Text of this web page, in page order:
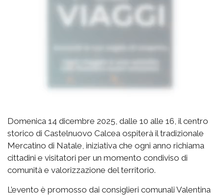
Domenica 14 dicembre 2025, dalle 10 alle 16, il centro
storico di Castelnuovo Calcea ospiterà il tradizionale
Mercatino di Natale, iniziativa che ogni anno richiama
cittadini e visitatori per un momento condiviso di
comunità e valorizzazione del territorio.
L’evento è promosso dai consiglieri comunali Valentina